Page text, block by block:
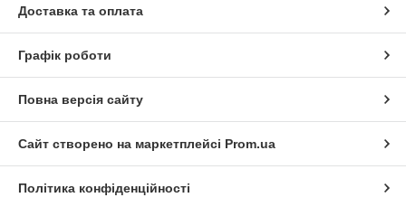
Доставка та оплата
Графік роботи
Повна версія сайту
Сайт створено на маркетплейсі Prom.ua
Політика конфіденційності